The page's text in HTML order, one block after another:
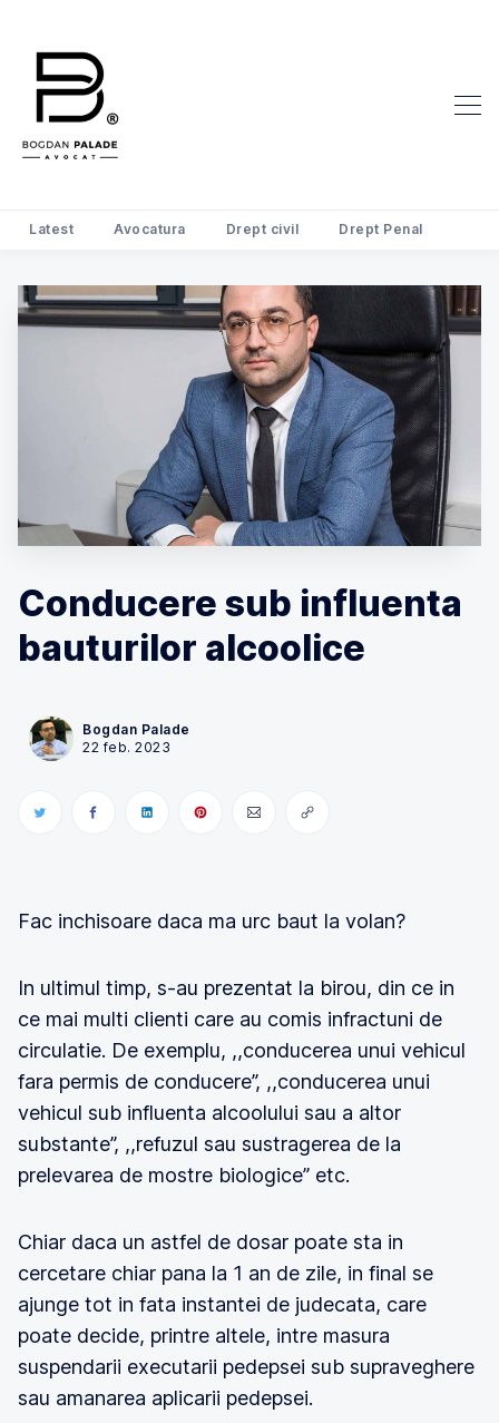
Search Avocat Bogdan Palade
Latest Avocatura Drept civil Drept Penal
Conducere sub influenta
bauturilor alcoolice
Bogdan Palade
22 feb. 2023
Fac inchisoare daca ma urc baut la volan?
In ultimul timp, s-au prezentat la birou, din ce in
ce mai multi clienti care au comis infractuni de
circulatie. De exemplu, ,,conducerea unui vehicul
fara permis de conducere’’, ,,conducerea unui
vehicul sub influenta alcoolului sau a altor
substante’’, ,,refuzul sau sustragerea de la
prelevarea de mostre biologice’’ etc.
Chiar daca un astfel de dosar poate sta in
cercetare chiar pana la 1 an de zile, in final se
ajunge tot in fata instantei de judecata, care
poate decide, printre altele, intre masura
suspendarii executarii pedepsei sub supraveghere
sau amanarea aplicarii pedepsei.